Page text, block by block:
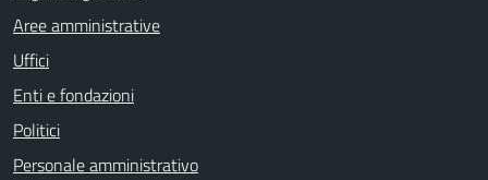
Aree amministrative
Uffici
Enti e fondazioni
Politici
Personale amministrativo